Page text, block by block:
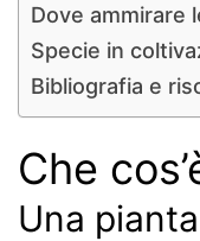
Dove ammirare
Specie in
Bibliografia e
Che
Una